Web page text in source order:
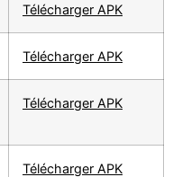
Télécharger APK
Télécharger APK
Télécharger APK
Télécharger APK